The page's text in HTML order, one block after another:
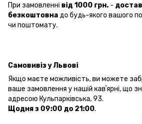
При замовленні від 1000 грн. -
безкоштовна до будь-якого вашого
чи поштомату.
Самовивіз у Львові
Якщо маєте можливість, ви можете
ваше замовлення у нашій кавʼярні, що
адресою Кульпарківська, 93.
Щодня з 09:00 до 21:00.